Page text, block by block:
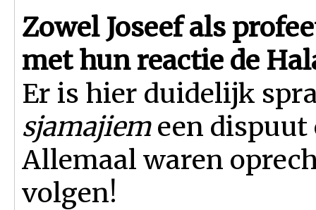
Zowel Joseef als
met hun reactie de
Er is hier duidelijk
sjamajiemeen dispuut
Allemaal waren
volgen!